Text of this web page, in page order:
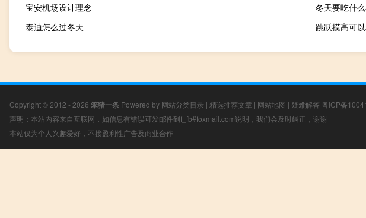
宝安机场设计理念
冬天要吃什
泰迪怎么过冬天
跳跃摸高可
Copyright © 2012 - 2026 笨猪一条 Powered by 网站分类目录 | 精选推荐文章 | 网站地图 | 疑难解答 粤ICP备
声明：本站内容来自互联网，如信息有错误可发邮件到f_fb#foxmail.com说明，我们会及时纠正，谢谢
本站仅为个人兴趣爱好，不接盈利性广告及商业合作